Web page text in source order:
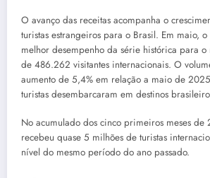
O avanço das receitas acompanha o
turistas estrangeiros para o Brasil. Em maio,
melhor desempenho da série histórica para o
de 486.262 visitantes internacionais. O
aumento de 5,4% em relação a maio de
turistas desembarcaram em destinos
No acumulado dos cinco primeiros meses de
recebeu quase 5 milhões de turistas
nível do mesmo período do ano passado.